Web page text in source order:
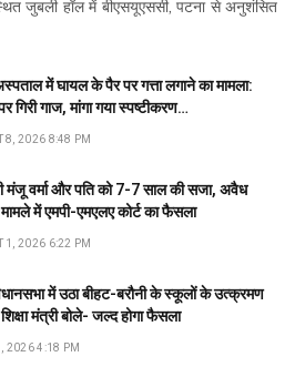
जुबली हॉल में बीएसयूएससी, पटना से अनुशंसित
में घायल के पैर पर गत्ता लगाने का मामला:
गिरी गाज, मांगा गया स्पष्टीकरण…
8, 2026 8:48 PM
मंजू वर्मा और पति को 7-7 साल की सजा, अवैध
मामले में एमपी-एमएलए कोर्ट का फैसला
1, 2026 6:22 PM
में उठा बीहट-बरौनी के स्कूलों के उत्क्रमण
शिक्षा मंत्री बोले- जल्द होगा फैसला
2026 4:18 PM